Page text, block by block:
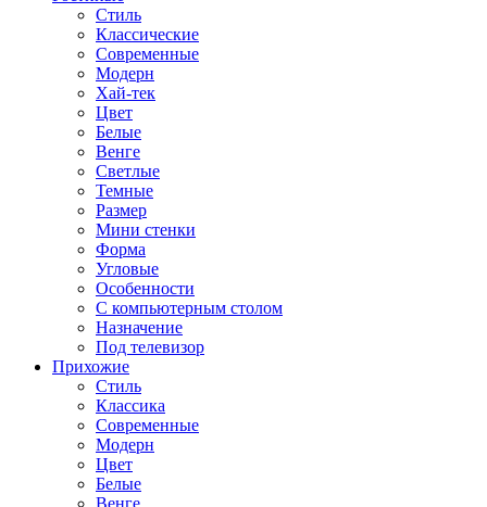
Стиль
Классические
Современные
Модерн
Хай-тек
Цвет
Белые
Венге
Светлые
Темные
Размер
Мини стенки
Форма
Угловые
Особенности
С компьютерным столом
Назначение
Под телевизор
Прихожие
Стиль
Классика
Современные
Модерн
Цвет
Белые
Венге